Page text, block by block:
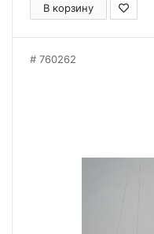
В корзину
760262